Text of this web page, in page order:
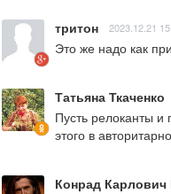
тритон 2023.12.21
Это же надо как
Татьяна Ткаченко
Пусть релоканты
этого в
Конрад